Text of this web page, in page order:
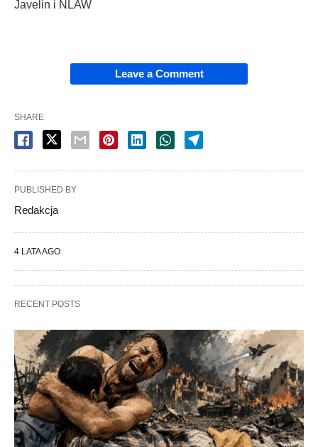
Javelin i NLAW
Leave a Comment
SHARE
PUBLISHED BY
Redakcja
4 LATA AGO
RECENT POSTS